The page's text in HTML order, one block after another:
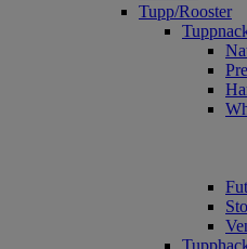
Tupp/Rooster